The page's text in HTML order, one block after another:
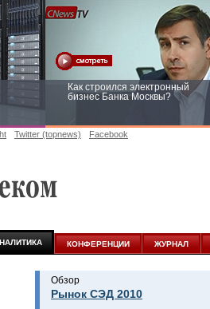
Как строился электронный
бизнес Банка Москвы?
Twitter (topnews) Facebook
КОНФЕРЕНЦИИ ЖУРНАЛ
Обзор
Рынок СЭД 2010